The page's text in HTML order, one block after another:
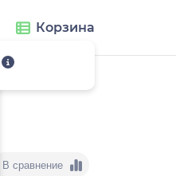
Корзина
В сравнение